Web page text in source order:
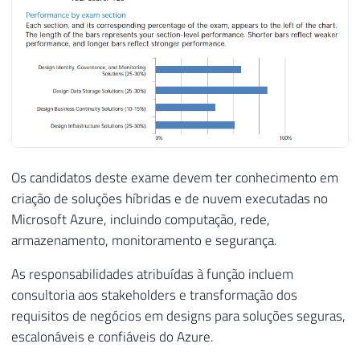
Os candidatos deste exame devem ter conhecimento em
criação de soluções híbridas e de nuvem executadas no
Microsoft Azure, incluindo computação, rede,
armazenamento, monitoramento e segurança.
As responsabilidades atribuídas à função incluem
consultoria aos stakeholders e transformação dos
requisitos de negócios em designs para soluções seguras,
escalonáveis e confiáveis do Azure.